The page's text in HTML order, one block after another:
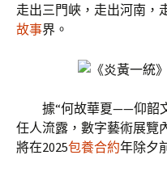
走出三門峽，走出河南，
故事界。
據“何故華夏——仰韶
任人流露，數字藝術展覽
將在2025包養合約年除夕